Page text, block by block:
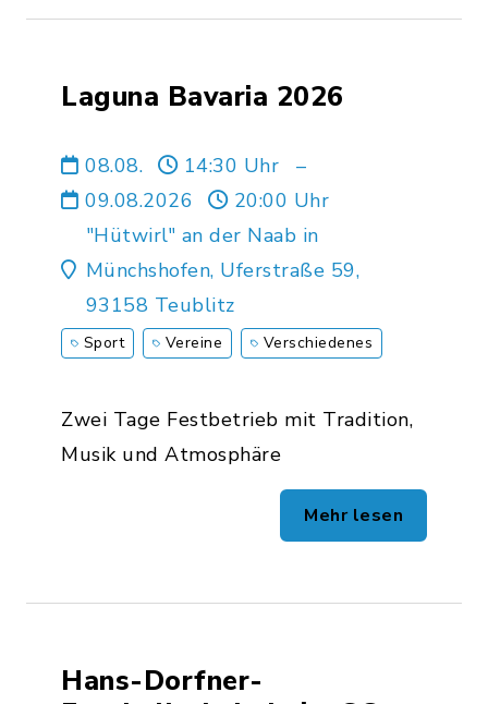
Laguna Bavaria 2026
08.08. 14:30 Uhr
–
09.08.2026
20:00 Uhr
"Hütwirl" an der Naab in
Münchshofen, Uferstraße 59,
93158 Teublitz
Sport Vereine Verschiedenes
Zwei Tage Festbetrieb mit Tradition,
Musik und Atmosphäre
Mehr lesen
Hans-Dorfner-